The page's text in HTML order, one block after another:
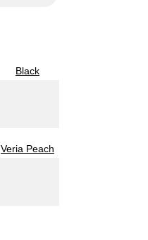
Black
Veria Peach